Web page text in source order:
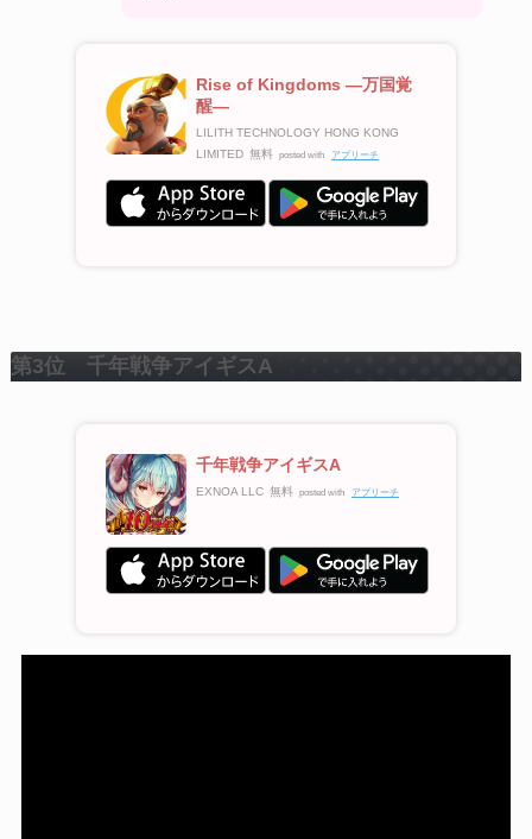
Rise of Kingdoms ―万国覚
醒―
LILITH TECHNOLOGY HONG KONG
LIMITED 無料 posted with アプリーチ
第3位 千年戦争アイギスA
千年戦争アイギスA
EXNOA LLC 無料 posted with アプリーチ